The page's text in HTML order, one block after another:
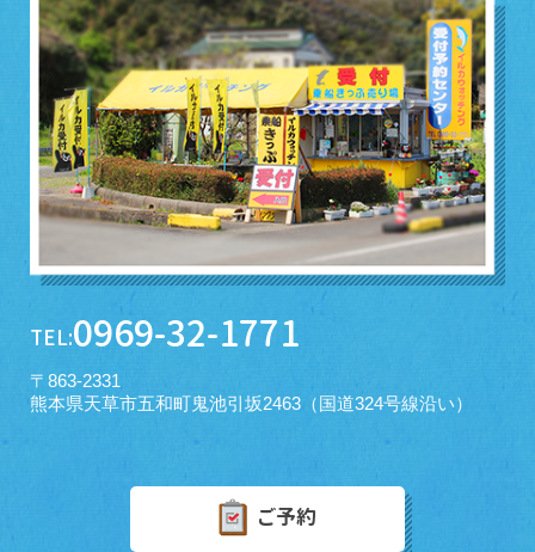
TEL:0969-32-1771
〒863-2331
熊本県天草市五和町鬼池引坂2463（国道324号線沿い）
ご予約